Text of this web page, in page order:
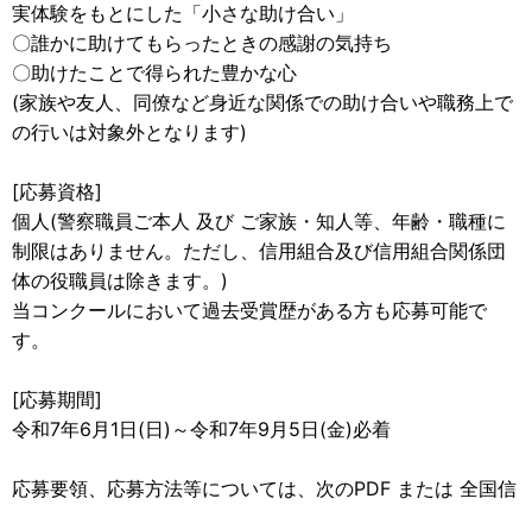
実体験をもとにした「小さな助け合い」
〇誰かに助けてもらったときの感謝の気持ち
〇助けたことで得られた豊かな心
(家族や友人、同僚など身近な関係での助け合いや職務上で
の行いは対象外となります)
[応募資格]
個人(警察職員ご本人 及び ご家族・知人等、年齢・職種に
制限はありません。ただし、信用組合及び信用組合関係団
体の役職員は除きます。)
当コンクールにおいて過去受賞歴がある方も応募可能で
す。
[応募期間]
令和7年6月1日(日)～令和7年9月5日(金)必着
応募要領、応募方法等については、次のPDF または 全国信